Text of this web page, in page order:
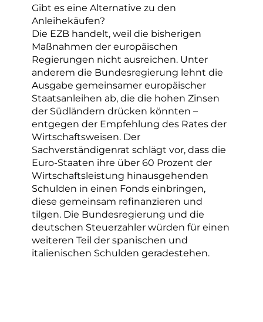
Gibt es eine Alternative zu den
Anleihekäufen?
Die EZB handelt, weil die bisherigen
Maßnahmen der europäischen
Regierungen nicht ausreichen. Unter
anderem die Bundesregierung lehnt die
Ausgabe gemeinsamer europäischer
Staatsanleihen ab, die die hohen Zinsen
der Südländern drücken könnten –
entgegen der Empfehlung des Rates der
Wirtschaftsweisen. Der
Sachverständigenrat schlägt vor, dass die
Euro-Staaten ihre über 60 Prozent der
Wirtschaftsleistung hinausgehenden
Schulden in einen Fonds einbringen,
diese gemeinsam refinanzieren und
tilgen. Die Bundesregierung und die
deutschen Steuerzahler würden für einen
weiteren Teil der spanischen und
italienischen Schulden geradestehen.